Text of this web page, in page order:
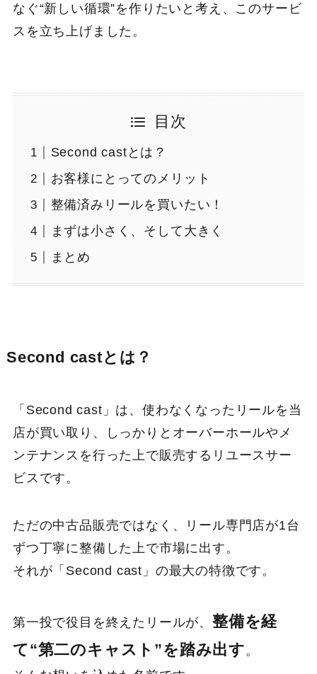
なぐ“新しい循環”を作りたいと考え、このサービ
スを立ち上げました。
目次
Second castとは？
お客様にとってのメリット
整備済みリールを買いたい！
まずは小さく、そして大きく
まとめ
Second castとは？
「Second cast」は、使わなくなったリールを当
店が買い取り、しっかりとオーバーホールやメ
ンテナンスを行った上で販売するリユースサー
ビスです。
ただの中古品販売ではなく、リール専門店が1台
ずつ丁寧に整備した上で市場に出す。
それが「Second cast」の最大の特徴です。
第一投で役目を終えたリールが、整備を経
て“第二のキャスト”を踏み出す。